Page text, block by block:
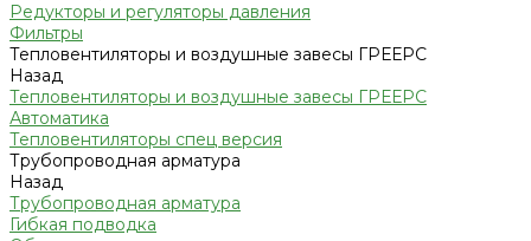
Редукторы и регуляторы давления
Фильтры
Тепловентиляторы и воздушные завесы ГРЕЕРС
Назад
Тепловентиляторы и воздушные завесы ГРЕЕРС
Автоматика
Тепловентиляторы спец версия
Трубопроводная арматура
Назад
Трубопроводная арматура
Гибкая подводка